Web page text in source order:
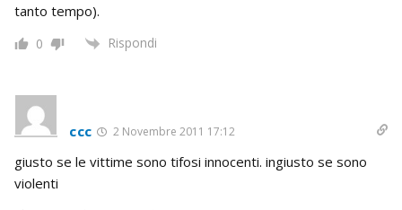
tanto tempo).
0 Rispondi
ccc 2 Novembre 2011 17:12
giusto se le vittime sono tifosi innocenti. ingiusto se sono
violenti